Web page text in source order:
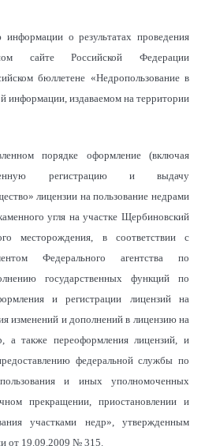
о результатах проведения
сайте Российской Федерации
бюллетене «Недропользование в
информации, издаваемом на территории
порядке оформление (включая
регистрацию и выдачу
лицензии на пользование недрами
угля на участке Щербиновский
месторождения, в соответствии с
Федерального агентства по
государственных функций по
и регистрации лицензий на
изменений и дополнений в лицензию на
а также переоформления лицензий, и
федеральной службы по
и иных уполномоченных
прекращении, приостановлении и
участками недр», утвержденным
от 19.09.2009 № 315.